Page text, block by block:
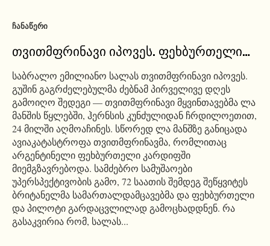
ᲩᲐᲜᲐᲬᲔᲠᲘ
თვითმფრინავი იპოვეს. ფეხბურთელი…
საბრალო ემილიანო სალას თვითმფრინავი იპოვეს.
გუშინ გაგრძელებულმა ძებნამ პირველივე დღეს
გამოიღო შედეგი — თვითმფრინავი მყვინთავებმა ლა
მანშის წყლებში, ჰერნსის კუნძულიდან ჩრდილოეთით,
24 მილში აღმოაჩინეს. სწორედ ლა მანშზე განიცადა
ავიაკატასტროფა თვითმფრინავმა, რომლითაც
არგენტინელი ფეხბურთელი კარდიფში
მიემგზავრებოდა. სამძებრო სამუშაოები
უპერსპექტივობის გამო, 72 საათის შემდეგ შეწყვიტეს
ბრიტანელმა სამართალდამცავებმა და ფეხბურთელი
და პილოტი გარდაცვლილად გამოცხადდნენ. რა
გასაკვირია რომ, სალას...